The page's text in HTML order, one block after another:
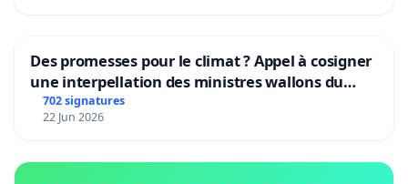
Des promesses pour le climat ? Appel à cosigner
une interpellation des ministres wallons du
climat et de l’environnement.
702 signatures
22 Jun 2026